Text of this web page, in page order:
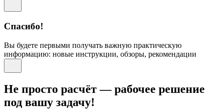
Спасибо!
Вы будете первыми получать важную практическую
информацию: новые инструкции, обзоры, рекомендации
Не просто расчёт — рабочее решение
под вашу задачу!